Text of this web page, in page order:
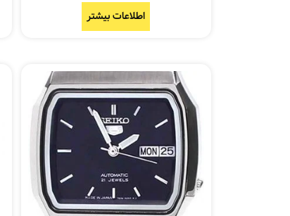
اطلاعات بیشتر